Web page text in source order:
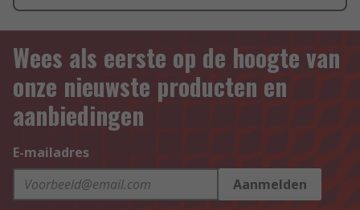
Wees als eerste op de hoogte van
onze nieuwste producten en
aanbiedingen
E-mailadres
Aanmelden